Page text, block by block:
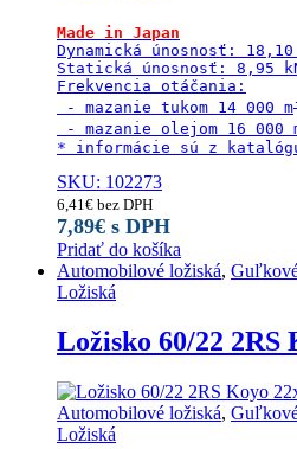
Made in Japan
Dynamická únosnosť: 18,10
Statická únosnosť: 8,95
Frekvencia otáčania:
- mazanie tukom 14 000 m
- mazanie olejom 16 000
* informácie sú z
SKU: 102273
6,41 € bez DPH
7,89€ s DPH
Pridať do košíka
Automobilové ložiská,
Ložiská
Ložisko 60/22 2RS
Automobilové ložiská,
Ložiská